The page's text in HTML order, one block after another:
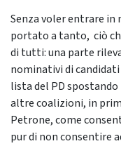
Senza voler entrare in
portato a tanto, ciò
di tutti: una parte
nominativi di
lista del PD
altre coalizioni, in
Petrone, come
pur di non consentire